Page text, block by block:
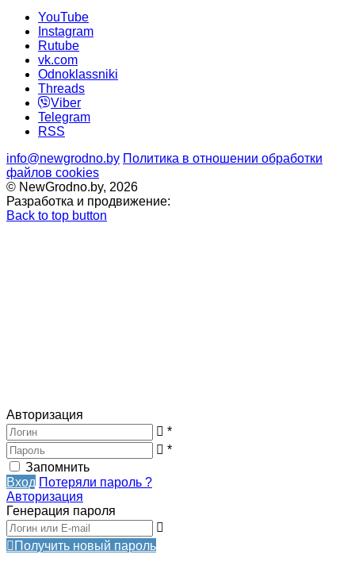
YouTube
Instagram
Rutube
vk.com
Odnoklassniki
Threads
Viber
Telegram
RSS
info@newgrodno.by Политика в отношении обработки
файлов cookies
© NewGrodno.by, 2026
Разработка и продвижение:
Back to top button
Авторизация
*
*
Запомнить
Вход Потеряли пароль ?
Авторизация
Генерация пароля
Получить новый пароль